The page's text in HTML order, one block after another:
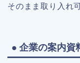
そのまま取り入れ
● 企業の案内資